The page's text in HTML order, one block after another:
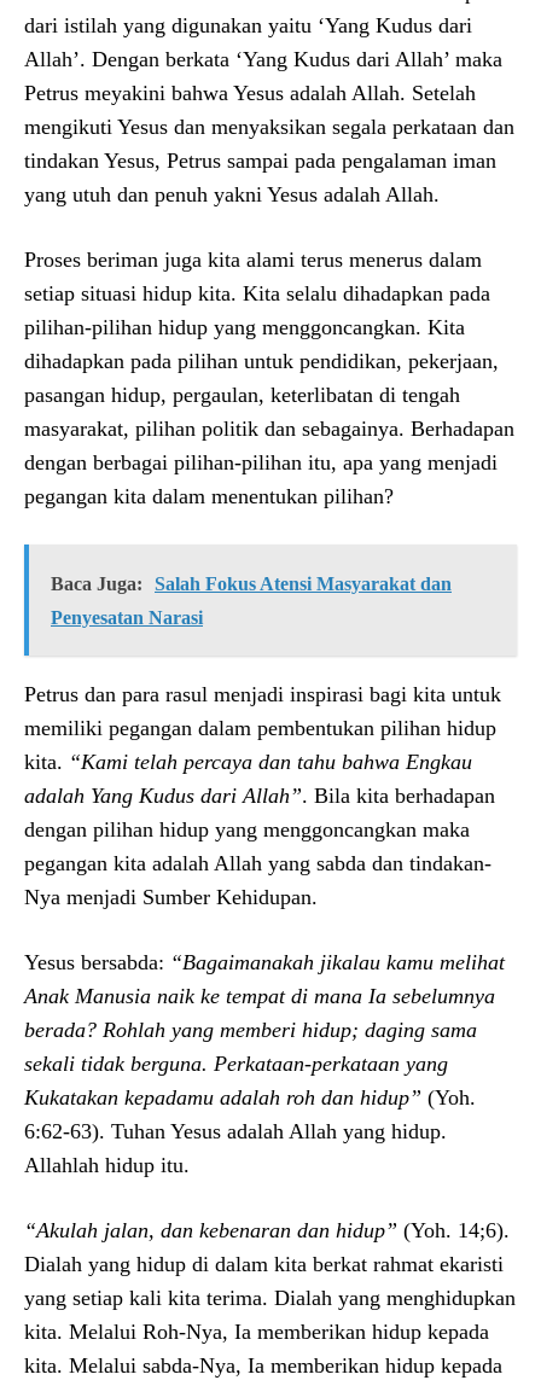
dari istilah yang digunakan yaitu ‘Yang Kudus dari
Allah’. Dengan berkata ‘Yang Kudus dari Allah’ maka
Petrus meyakini bahwa Yesus adalah Allah. Setelah
mengikuti Yesus dan menyaksikan segala perkataan dan
tindakan Yesus, Petrus sampai pada pengalaman iman
yang utuh dan penuh yakni Yesus adalah Allah.
Proses beriman juga kita alami terus menerus dalam
setiap situasi hidup kita. Kita selalu dihadapkan pada
pilihan-pilihan hidup yang menggoncangkan. Kita
dihadapkan pada pilihan untuk pendidikan, pekerjaan,
pasangan hidup, pergaulan, keterlibatan di tengah
masyarakat, pilihan politik dan sebagainya. Berhadapan
dengan berbagai pilihan-pilihan itu, apa yang menjadi
pegangan kita dalam menentukan pilihan?
Baca Juga:
Salah Fokus Atensi Masyarakat dan
Penyesatan Narasi
Petrus dan para rasul menjadi inspirasi bagi kita untuk
memiliki pegangan dalam pembentukan pilihan hidup
kita. “Kami telah percaya dan tahu bahwa Engkau
adalah Yang Kudus dari Allah”. Bila kita berhadapan
dengan pilihan hidup yang menggoncangkan maka
pegangan kita adalah Allah yang sabda dan tindakan-
Nya menjadi Sumber Kehidupan.
Yesus bersabda: “Bagaimanakah jikalau kamu melihat
Anak Manusia naik ke tempat di mana Ia sebelumnya
berada? Rohlah yang memberi hidup; daging sama
sekali tidak berguna. Perkataan-perkataan yang
Kukatakan kepadamu adalah roh dan hidup” (Yoh.
6:62-63). Tuhan Yesus adalah Allah yang hidup.
Allahlah hidup itu.
“Akulah jalan, dan kebenaran dan hidup” (Yoh. 14;6).
Dialah yang hidup di dalam kita berkat rahmat ekaristi
yang setiap kali kita terima. Dialah yang menghidupkan
kita. Melalui Roh-Nya, Ia memberikan hidup kepada
kita. Melalui sabda-Nya, Ia memberikan hidup kepada